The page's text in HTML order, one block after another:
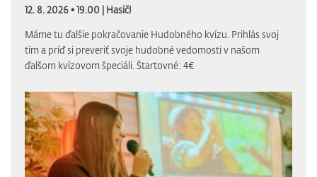
12. 8. 2026 • 19.00 | Hasič!
Máme tu ďalšie pokračovanie Hudobného kvízu. Prihlás svoj
tím a príď si preveriť svoje hudobné vedomosti v našom
ďalšom kvízovom špeciáli. Štartovné: 4€